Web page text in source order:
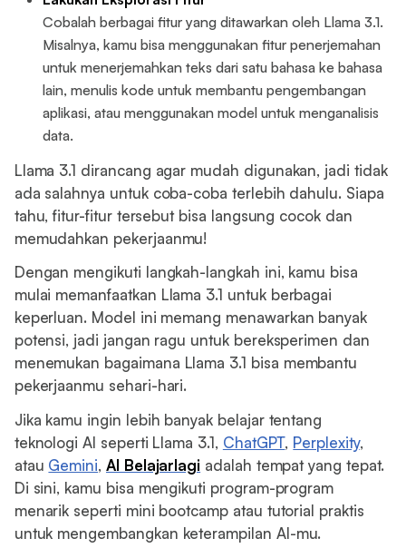
Cobalah berbagai fitur yang ditawarkan oleh Llama 3.1.
Misalnya, kamu bisa menggunakan fitur penerjemahan
untuk menerjemahkan teks dari satu bahasa ke bahasa
lain, menulis kode untuk membantu pengembangan
aplikasi, atau menggunakan model untuk menganalisis
data.
Llama 3.1 dirancang agar mudah digunakan, jadi tidak
ada salahnya untuk coba-coba terlebih dahulu. Siapa
tahu, fitur-fitur tersebut bisa langsung cocok dan
memudahkan pekerjaanmu!
Dengan mengikuti langkah-langkah ini, kamu bisa
mulai memanfaatkan Llama 3.1 untuk berbagai
keperluan. Model ini memang menawarkan banyak
potensi, jadi jangan ragu untuk bereksperimen dan
menemukan bagaimana Llama 3.1 bisa membantu
pekerjaanmu sehari-hari.
Jika kamu ingin lebih banyak belajar tentang
teknologi AI seperti Llama 3.1, ChatGPT, Perplexity,
atau Gemini, AI Belajarlagi adalah tempat yang tepat.
Di sini, kamu bisa mengikuti program-program
menarik seperti mini bootcamp atau tutorial praktis
untuk mengembangkan keterampilan AI-mu.